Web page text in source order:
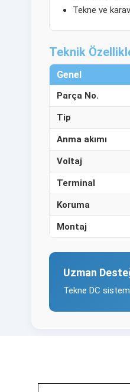
Tekne ve
Teknik
Genel
Parça No.
Tip
Anma akımı
Voltaj
Terminal
Koruma
Montaj
Uzman
Tekne DC